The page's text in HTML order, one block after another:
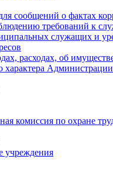
сообщений о фактах
требований к
служащих и
расходах, об
характера
комиссия по охране
учреждения